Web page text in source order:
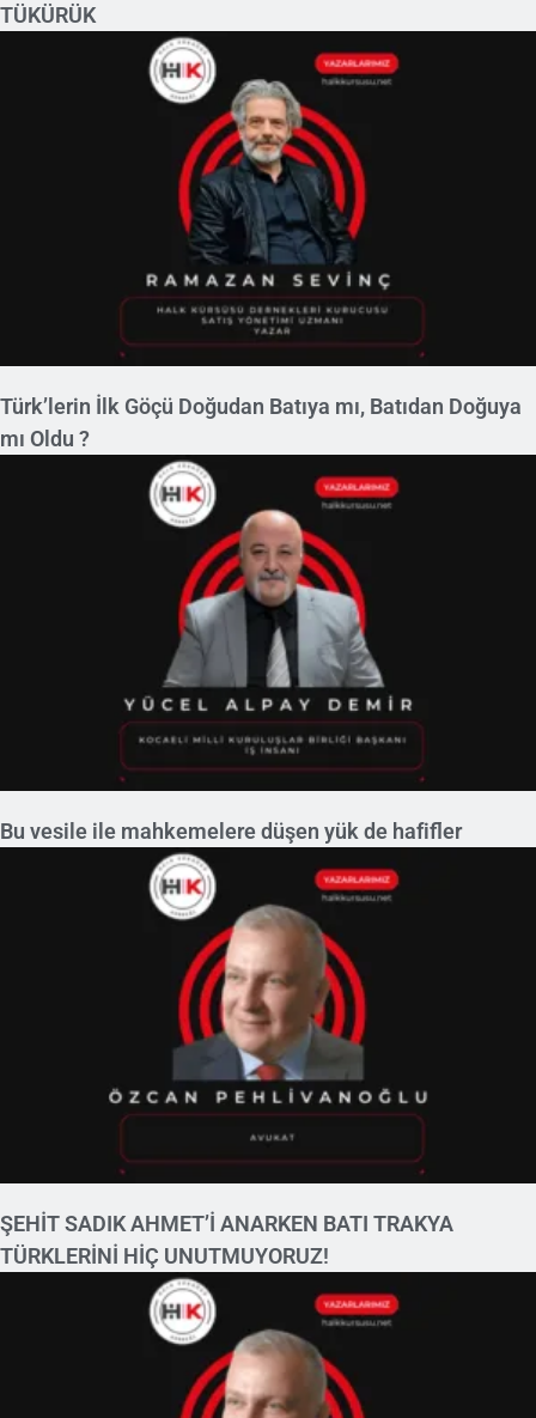
TÜKÜRÜK
Türk’lerin İlk Göçü Doğudan Batıya mı, Batıdan Doğuya
mı Oldu ?
Bu vesile ile mahkemelere düşen yük de hafifler
ŞEHİT SADIK AHMET’İ ANARKEN BATI TRAKYA
TÜRKLERİNİ HİÇ UNUTMUYORUZ!